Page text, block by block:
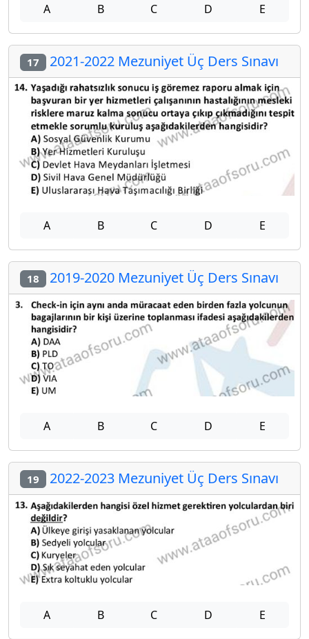
A B C D E
17 2021-2022 Mezuniyet Üç Ders Sınavı
A B C D E
18 2019-2020 Mezuniyet Üç Ders Sınavı
A B C D E
19 2022-2023 Mezuniyet Üç Ders Sınavı
A B C D E